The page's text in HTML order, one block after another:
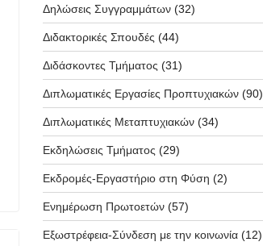
Δηλώσεις Συγγραμμάτων(32)
Διδακτορικές Σπουδές (44)
Διδάσκοντες Τμήματος (31)
Διπλωματικές Εργασίες Προπτυχιακών(90)
Διπλωματικές Μεταπτυχιακών(34)
Εκδηλώσεις Τμήματος (29)
Εκδρομές-Εργαστήριο στη Φύση (2)
Ενημέρωση Πρωτοετών(57)
Εξωστρέφεια-Σύνδεση με την κοινωνία(12)